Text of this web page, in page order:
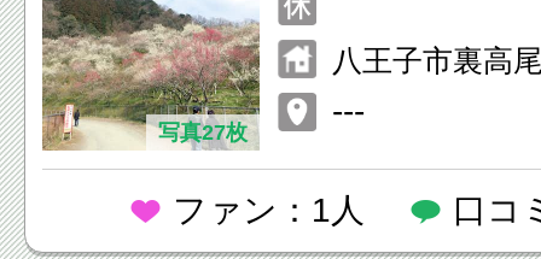
写真27枚
八王子市裏高
---
ファン：1人 口コ